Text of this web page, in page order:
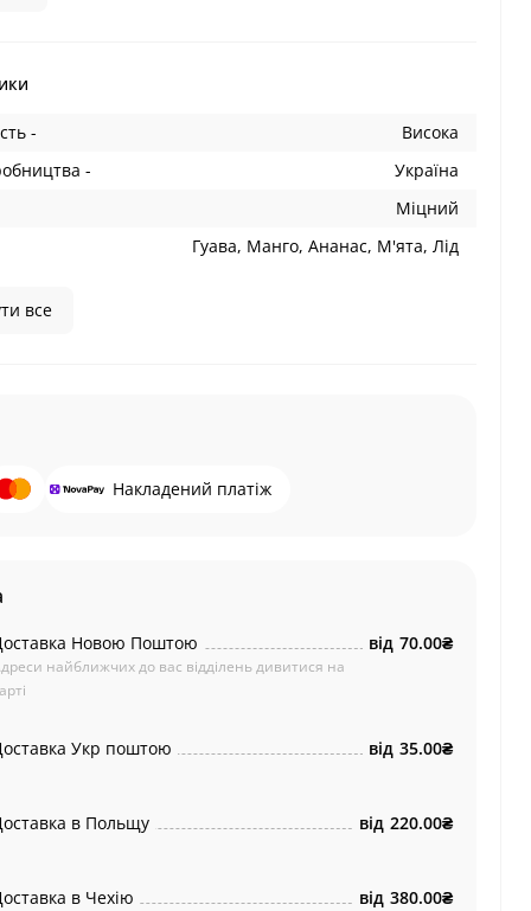
-
Висока
-
Україна
Міцний
Гуава, Манго, Ананас, М'ята, Лід
все
Накладений платіж
Новою Поштою
найближчих до вас відділень дивитися на
від 70.00₴
Укр поштою від 35.00₴
в Польщу від 220.00₴
в Чехію від 380.00₴